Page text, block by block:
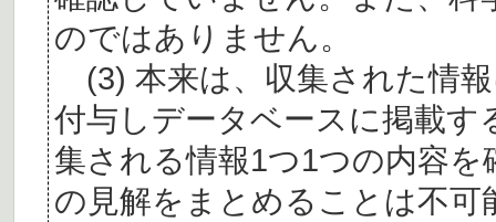
のではありません。
(3) 本来は、収集された情
付与しデータベースに掲載
集される情報1つ1つの内容
の見解をまとめることは不